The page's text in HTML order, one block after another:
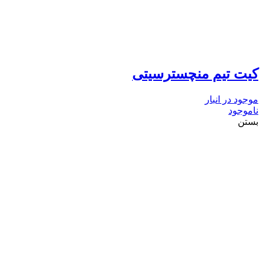
کیت تیم منچسترسیتی
موجود در انبار
ناموجود
بستن